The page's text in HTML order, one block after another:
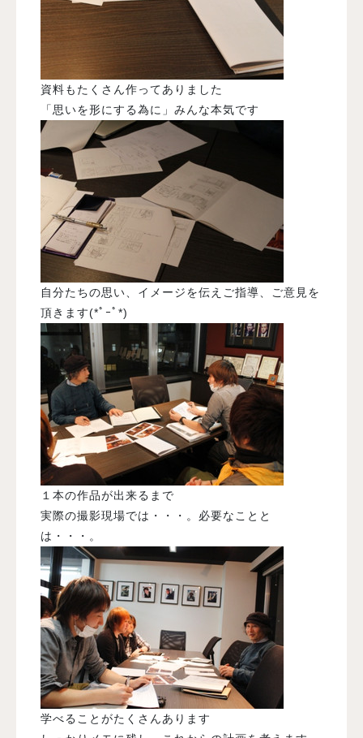
資料もたくさん作ってありました
「思いを形にする為に」みんな本気です
自分たちの思い、イメージを伝えご指導、ご意見を
頂きます(*ﾟｰﾟ*)
１本の作品が出来るまで
実際の撮影現場では・・・。必要なことと
は・・・。
学べることがたくさんあります